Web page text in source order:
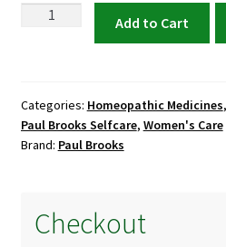
Capsules
quantity
Add to Cart
Categories: Homeopathic Medicines,
Paul Brooks Selfcare, Women's Care
Brand: Paul Brooks
Checkout